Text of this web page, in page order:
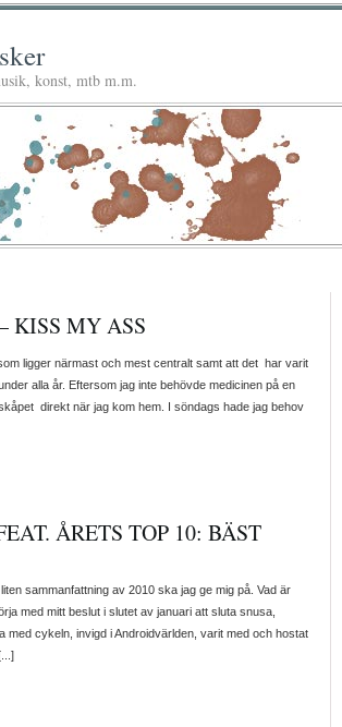
konst, mtb m.m.
KISS MY ASS
ligger närmast och mest centralt samt att det har varit
alla år. Eftersom jag inte behövde medicinen på en
direkt när jag kom hem. I söndags hade jag behov
ÅRETS TOP 10: BÄST
sammanfattning av 2010 ska jag ge mig på. Vad är
med mitt beslut i slutet av januari att sluta snusa,
med cykeln, invigd i Androidvärlden, varit med och hostat